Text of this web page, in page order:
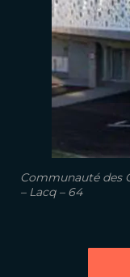
Communauté des
– Lacq – 64